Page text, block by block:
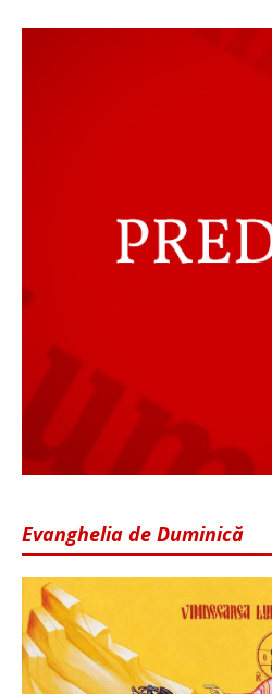
Evanghelia de Duminică